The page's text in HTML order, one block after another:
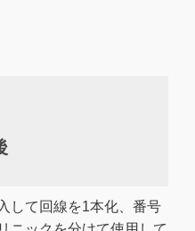
して回線を1本化、番号